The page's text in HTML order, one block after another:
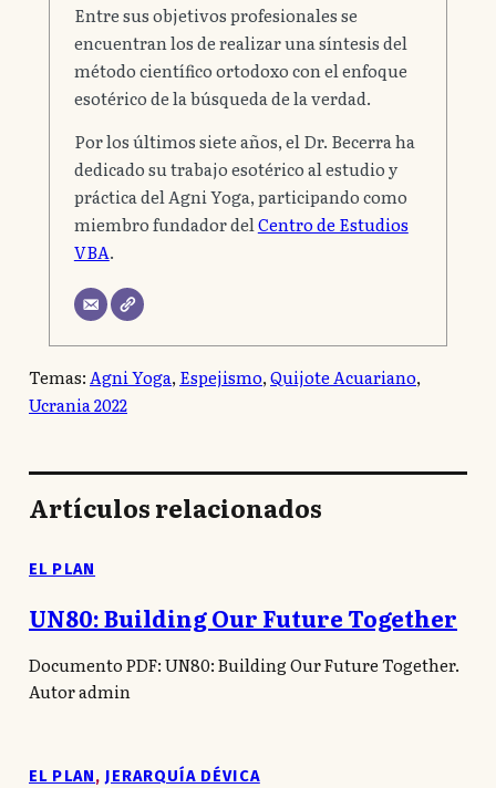
Entre sus objetivos profesionales se
encuentran los de realizar una síntesis del
método científico ortodoxo con el enfoque
esotérico de la búsqueda de la verdad.
Por los últimos siete años, el Dr. Becerra ha
dedicado su trabajo esotérico al estudio y
práctica del Agni Yoga, participando como
miembro fundador delCentro de Estudios
VBA.
Temas: Agni Yoga, Espejismo, Quijote Acuariano
Ucrania 2022
Artículos relacionados
EL PLAN
UN80: Building Our Future Together
Documento PDF: UN80: Building Our Future Together.
Autor admin
EL PLAN,JERARQUÍA DÉVICA